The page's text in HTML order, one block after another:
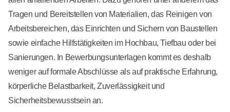
Tragen und Bereitstellen von Materialien, das Reinigen von
Arbeitsbereichen, das Einrichten und Sichern von Baustellen
sowie einfache Hilfstätigkeiten im Hochbau, Tiefbau oder bei
Sanierungen. In Bewerbungsunterlagen kommt es deshalb
weniger auf formale Abschlüsse als auf praktische Erfahrung,
körperliche Belastbarkeit, Zuverlässigkeit und
Sicherheitsbewusstsein an.